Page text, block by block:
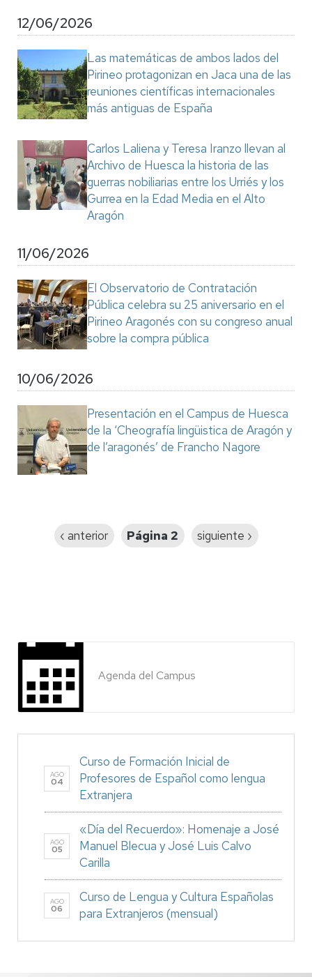
12/06/2026
Las matemáticas de ambos lados del
Pirineo protagonizan en Jaca una de las
reuniones científicas internacionales
más antiguas de España
Carlos Laliena y Teresa Iranzo llevan al
Archivo de Huesca la historia de las
guerras nobiliarias entre los Urriés y los
Gurrea en la Edad Media en el Alto
Aragón
11/06/2026
El Observatorio de Contratación
Pública celebra su 25 aniversario en el
Pirineo Aragonés con su congreso anual
sobre la compra pública
10/06/2026
Presentación en el Campus de Huesca
de la ‘Cheografía lingüistica de Aragón y
de l’aragonés’ de Francho Nagore
Página
‹ anterior Página 2
Siguiente
siguiente ›
Agenda del Campus
AGO
04
Curso de Formación Inicial de
Profesores de Español como lengua
Extranjera
AGO
05
«Día del Recuerdo»: Homenaje a José
Manuel Blecua y José Luis Calvo
Carilla
AGO
06
Curso de Lengua y Cultura Españolas
para Extranjeros (mensual)